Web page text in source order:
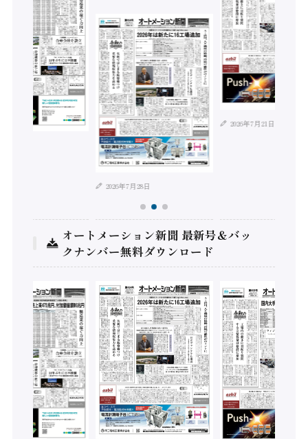
2026年7月28日
2026年7月21日
オートメーション新聞 最新号＆バッ
クナンバー無料ダウンロード